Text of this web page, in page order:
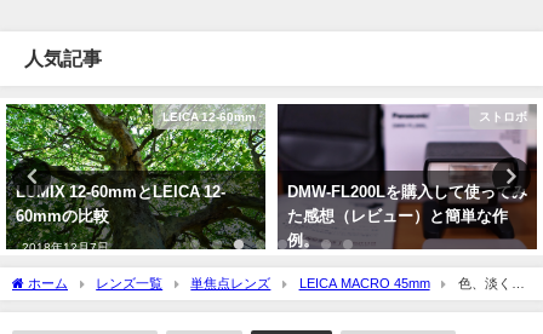
人気記事
LEICA 12-60mm
LUMIX 12-60mmとLEICA 12-
60mmの比較
2018年12月7日
ストロボ
DMW-FL200Lを購入して使ってみ
た感想（レビュー）と簡単な作
例。
2018年8月3日
ホーム レンズ一覧 単焦点レンズ LEICA MACRO 45mm
色、淡く優
しく。